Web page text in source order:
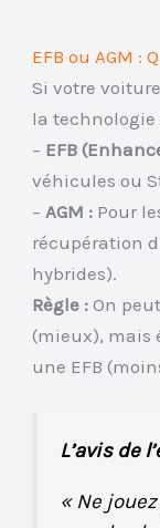
EFB ou AGM :
Si votre
la technologie
– EFB
véhicules ou
– AGM : Pour
récupération
hybrides).
Règle : On
(mieux), mais
une EFB
L’avis de
« Ne